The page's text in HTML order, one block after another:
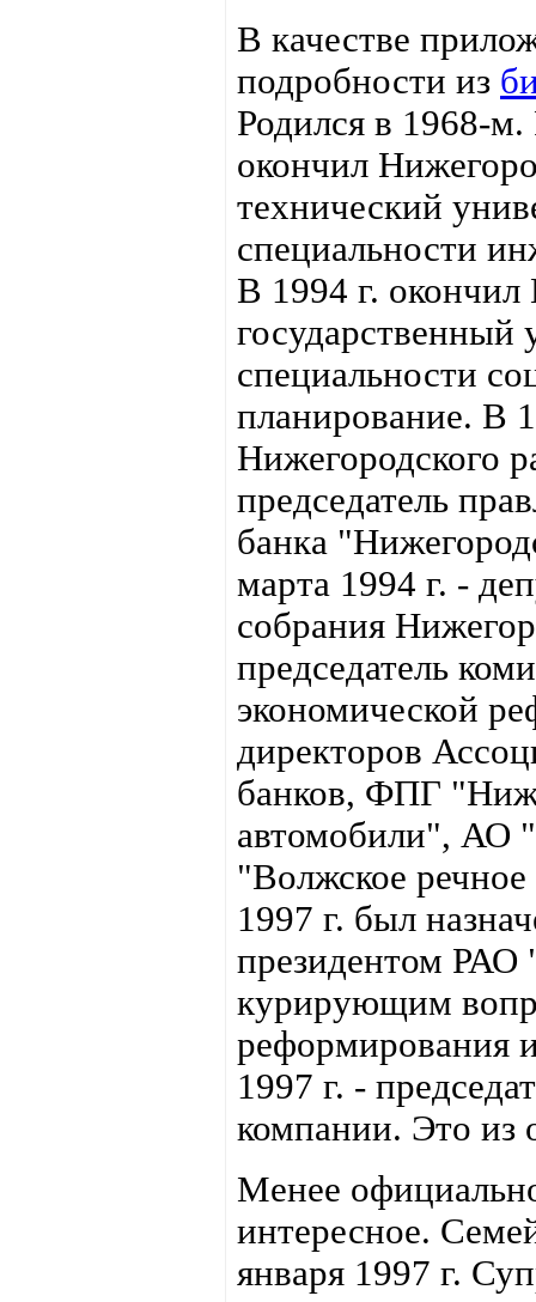
В качестве
подробности из
Родился в 1968-
окончил
технический
специальности
В 1994 г.
государственный
специальности
планирование. В
Нижегородского
председатель
банка
марта 1994 г. -
собрания
председатель
экономической
директоров
банков, ФПГ
автомобили", АО
"Волжское
1997 г. был
президентом
курирующим
реформирования
1997 г. -
компании. Это из
Менее
интересное.
января 1997 г.